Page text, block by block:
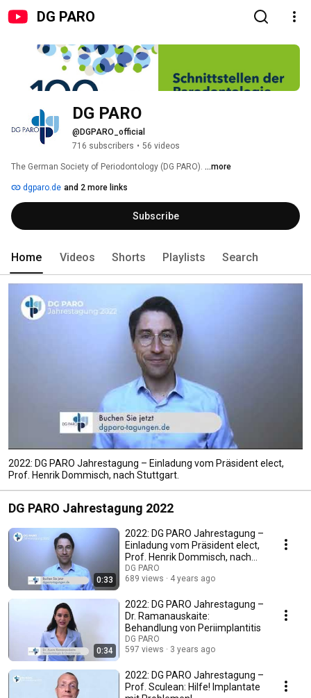
DG PARO
DG PARO
@DGPARO_official
716 subscribers • 56 videos
The German Society of Periodontology (DG PARO). ...more
dgparo.de and 2 more links
Subscribe
Home Videos Shorts Playlists Search
2022: DG PARO Jahrestagung – Einladung vom Präsident elect,
Prof. Henrik Dommisch, nach Stuttgart.
DG PARO Jahrestagung 2022
0:33
2022: DG PARO Jahrestagung –
Einladung vom Präsident elect,
Prof. Henrik Dommisch, nach
Stuttgart.
DG PARO
689 views
4 years ago
0:34
2022: DG PARO Jahrestagung –
Dr. Ramanauskaite:
Behandlung von Periimplantitis
DG PARO
597 views
3 years ago
2022: DG PARO Jahrestagung –
Prof. Sculean: Hilfe! Implantate